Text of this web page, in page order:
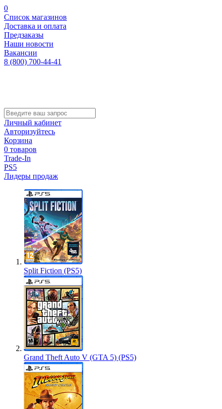
0
Список магазинов
Доставка и оплата
Предзаказы
Наши новости
Вакансии
8 (800) 700-44-41
Личный кабинет
Авторизуйтесь
Корзина
0 товаров
Trade-In
PS5
Лидеры продаж
Split Fiction (PS5)
Grand Theft Auto V (GTA 5) (PS5)